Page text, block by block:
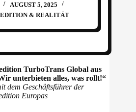
AUGUST 5, 2025
& REALITÄT
TurboTrans Global aus
unterbieten alles, was rollt!“
dem Geschäftsführer der
Europas